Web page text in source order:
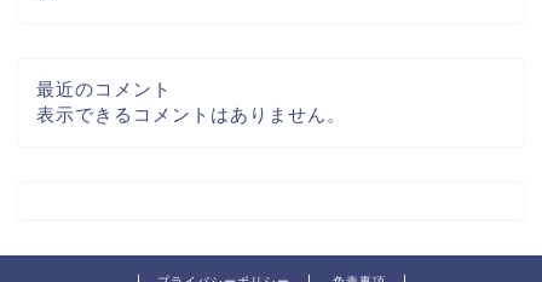
最近のコメント
表示できるコメントはありません。